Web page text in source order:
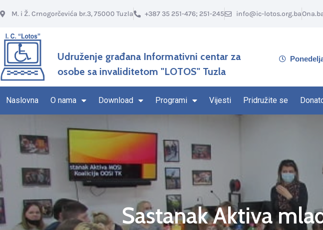
M. i Ž. Crnogorčevića br.3, 75000 Tuzla +387 35 251-476; 251-245 info@ic-lotos.org.ba
Udruženje građana Informativni centar za
osobe sa invaliditetom "LOTOS" Tuzla
Naslovna O nama Download Programi Vijesti Pridružite se
Sastanak Aktiva